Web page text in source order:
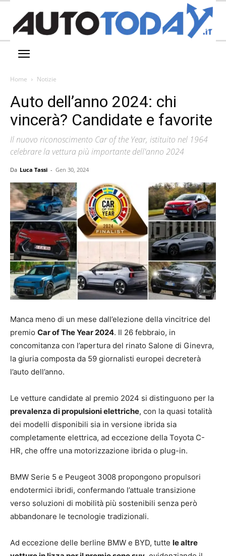
Home Notizie
Auto dell’anno 2024: chi
vincerà? Candidate e favorite
Il nuovo riconoscimento Car of the Year, istituito nel 1964
celebrare la vettura più importante dell'anno 2024
Da Luca Tassi - Gen 30, 2024
Manca meno di un mese dall’elezione della vincitrice del
premio Car of The Year 2024. Il 26 febbraio, in
concomitanza con l’apertura del rinato Salone di Ginevra,
la giuria composta da 59 giornalisti europei decreterà
l’auto dell’anno.
Le vetture candidate al premio 2024 si distinguono per la
prevalenza di propulsioni elettriche, con la quasi totalità
dei modelli disponibili sia in versione ibrida sia
completamente elettrica, ad eccezione della Toyota C-
HR, che offre una motorizzazione ibrida o plug-in.
BMW Serie 5 e Peugeot 3008 propongono propulsori
endotermici ibridi, confermando l’attuale transizione
verso soluzioni di mobilità più sostenibili senza però
abbandonare le tecnologie tradizionali.
Ad eccezione delle berline BMW e BYD, tutte le altre